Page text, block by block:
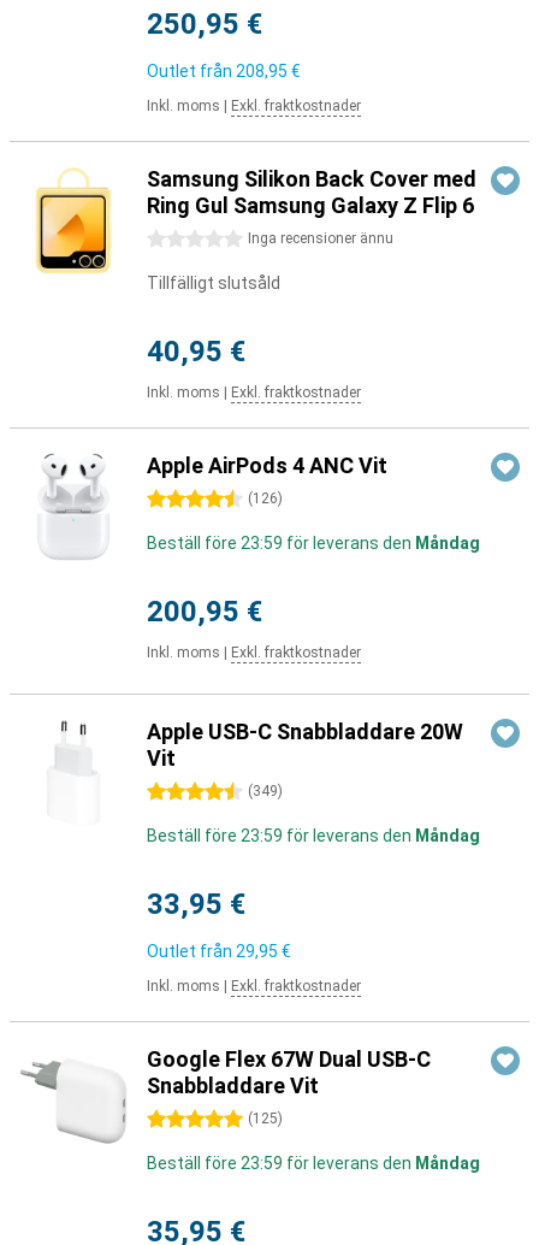
250,95 €
Outlet från 208,95 €
Inkl. moms Exkl. fraktkostnader
Samsung Silikon Back Cover med
Ring Gul Samsung Galaxy Z Flip 6
0 stjärnor Inga recensioner ännu
Tillfälligt slutsåld
40,95 €
Inkl. moms Exkl. fraktkostnader
Apple AirPods 4 ANC Vit
4.5 stjärnor (126)
Beställ före 23:59 för leverans den Måndag
200,95 €
Inkl. moms Exkl. fraktkostnader
Apple USB-C Snabbladdare 20W
Vit
4.5 stjärnor (349)
Beställ före 23:59 för leverans den Måndag
33,95 €
Outlet från 29,95 €
Inkl. moms Exkl. fraktkostnader
Google Flex 67W Dual USB-C
Snabbladdare Vit
5 stjärnor (125)
Beställ före 23:59 för leverans den Måndag
35,95 €